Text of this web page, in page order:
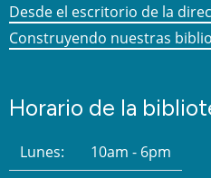
Desde el escritorio de la
Construyendo nuestras
Horario de la
Lunes:
10am - 6pm